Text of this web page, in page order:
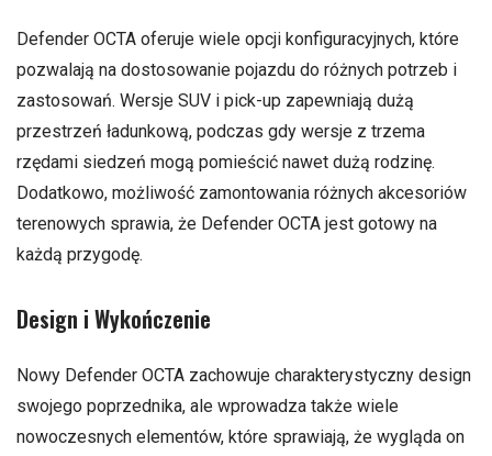
Defender OCTA oferuje wiele opcji konfiguracyjnych, które
pozwalają na dostosowanie pojazdu do różnych potrzeb i
zastosowań. Wersje SUV i pick-up zapewniają dużą
przestrzeń ładunkową, podczas gdy wersje z trzema
rzędami siedzeń mogą pomieścić nawet dużą rodzinę.
Dodatkowo, możliwość zamontowania różnych akcesoriów
terenowych sprawia, że Defender OCTA jest gotowy na
każdą przygodę.
Design i Wykończenie
Nowy Defender OCTA zachowuje charakterystyczny design
swojego poprzednika, ale wprowadza także wiele
nowoczesnych elementów, które sprawiają, że wygląda on